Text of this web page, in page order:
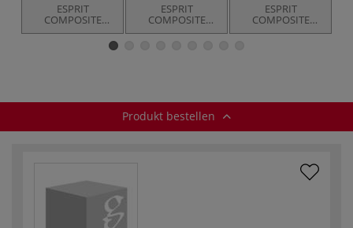
ESPRIT
COMPOSITE
Latex-
ESPRIT
COMPOSITE
Latex
ESPRIT
COMPOSITE
Vaseline
Produkt bestellen